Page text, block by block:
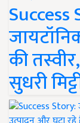
की
सुधरी